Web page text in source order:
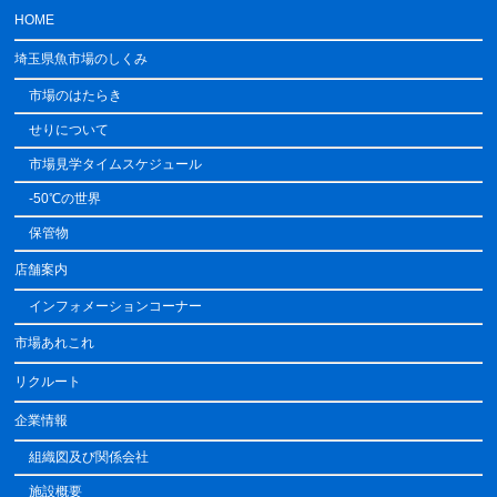
HOME
埼玉県魚市場のしくみ
市場のはたらき
せりについて
市場見学タイムスケジュール
-50℃の世界
保管物
店舗案内
インフォメーションコーナー
市場あれこれ
リクルート
企業情報
組織図及び関係会社
施設概要